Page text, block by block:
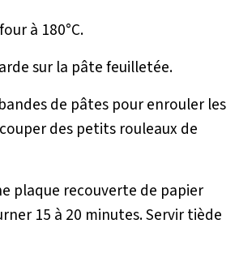
à 180°C.
sur la pâte feuilletée.
de pâtes pour enrouler les
des petits rouleaux de
plaque recouverte de papier
15 à 20 minutes. Servir tiède